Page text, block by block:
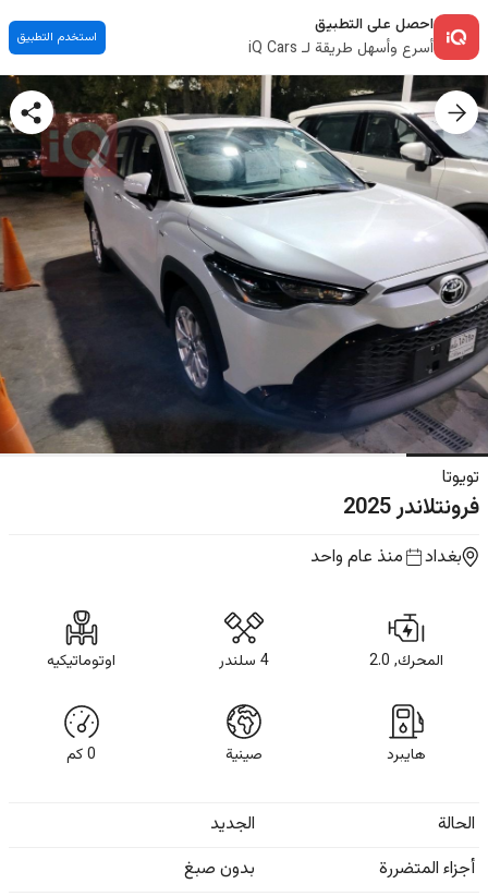
احصل على التطبيق
أسرع وأسهل طريقة لـ iQ Cars
استخدم التطبيق
تويوتا
فرونتلاندر2025
بغداد منذ عام واحد
المحرك, 2.0 4 سلندر اوتوماتيكيه
هايبرد صينية 0كم
الحالة
الجديد
أجزاء المتضررة
بدون صبغ